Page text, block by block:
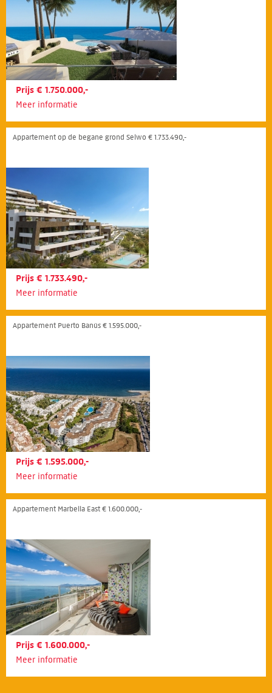
Prijs € 1.750.000,-
Meer informatie
Appartement op de begane grond Selwo € 1.733.490,-
Prijs € 1.733.490,-
Meer informatie
Appartement Puerto Banús € 1.595.000,-
Prijs € 1.595.000,-
Meer informatie
Appartement Marbella East € 1.600.000,-
Prijs € 1.600.000,-
Meer informatie